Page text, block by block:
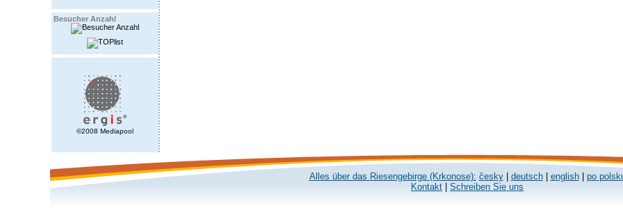
Besucher Anzahl
©2008 Mediapool
Alles über das Riesengebirge (Krkonose): česky| deutsch| english| po
Kontakt
Schreiben Sie uns